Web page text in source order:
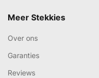
Meer Stekkies
Over ons
Garanties
Reviews